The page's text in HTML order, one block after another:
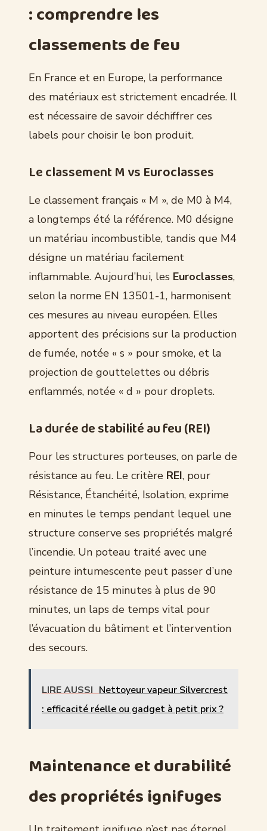
: comprendre les
classements de feu
En France et en Europe, la performance
des matériaux est strictement encadrée. Il
est nécessaire de savoir déchiffrer ces
labels pour choisir le bon produit.
Le classement M vs Euroclasses
Le classement français « M », de M0 à M4,
a longtemps été la référence. M0 désigne
un matériau incombustible, tandis que M4
désigne un matériau facilement
inflammable. Aujourd’hui, les Euroclasses,
selon la norme EN 13501-1, harmonisent
ces mesures au niveau européen. Elles
apportent des précisions sur la production
de fumée, notée « s » pour smoke, et la
projection de gouttelettes ou débris
enflammés, notée « d » pour droplets.
La durée de stabilité au feu (REI)
Pour les structures porteuses, on parle de
résistance au feu. Le critère REI, pour
Résistance, Étanchéité, Isolation, exprime
en minutes le temps pendant lequel une
structure conserve ses propriétés malgré
l’incendie. Un poteau traité avec une
peinture intumescente peut passer d’une
résistance de 15 minutes à plus de 90
minutes, un laps de temps vital pour
l’évacuation du bâtiment et l’intervention
des secours.
LIRE AUSSI Nettoyeur vapeur Silvercrest
: efficacité réelle ou gadget à petit prix ?
Maintenance et durabilité
des propriétés ignifuges